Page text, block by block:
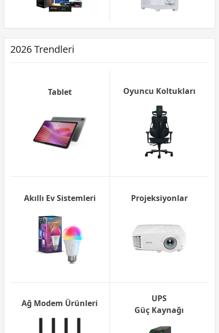
2026 Trendleri
Tablet
Akıllı Ev Sistemleri
Ağ Modem Ürünleri
Oyuncu Koltukları
Projeksiyonlar
UPS
Güç Kaynağı